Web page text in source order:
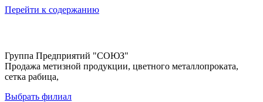
Перейти к содержанию
Группа Предприятий "СОЮЗ"
Продажа метизной продукции, цветного металлопроката,
сетка рабица,
Выбрать филиал